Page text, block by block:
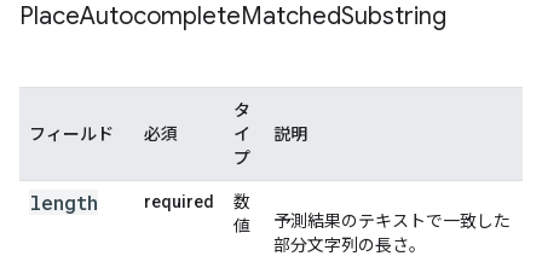
PlaceAutocompleteMatchedSubstring
フィールド 必須
タ
イ
プ
説明
length required
数
値
予測結果のテキストで一致した
部分文字列の長さ。